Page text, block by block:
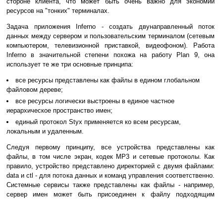
ресурсов на "тонких" терминалах.
Задача приложения Inferno - создать двунаправленный поток
данных между сервером и пользовательским терминалом (сетевым
компьютером, телевизионной приставкой, видеофоном). Работа
Inferno в значительной степени похожа на работу Plan 9, она
использует те же три основные принципа:
все ресурсы представлены как файлы в едином глобальном
файловом дереве;
все ресурсы логически выстроены в единое частное
иерархическое пространство имен;
единый протокол Styx применяется ко всем ресурсам,
локальным и удаленным.
Следуя первому принципу, все устройства представлены как
файлы, в том числе экран, кодек MP3 и сетевые протоколы. Как
правило, устройство представлено директорией с двумя файлами:
data и ctl - для потока данных и команд управления соответственно.
Системные сервисы также представлены как файлы - например,
сервер имен может быть присоединен к файлу подходящим